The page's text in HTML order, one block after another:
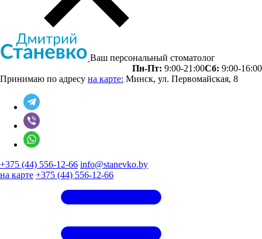
Ваш персональный стоматолог
Пн-Пт: 9:00-21:00Сб: 9:00-16:00
Принимаю по адресу на карте: Минск, ул. Первомайская, 8
+375 (44) 556-12-66 info@stanevko.by
на карте +375 (44) 556-12-66